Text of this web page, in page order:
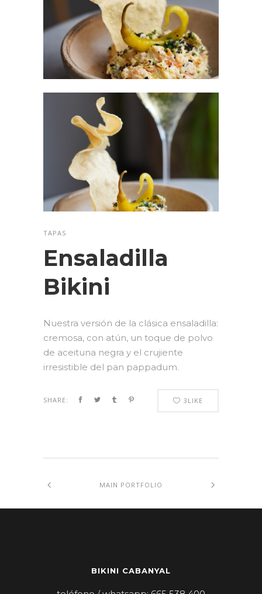
TAPAS
Ensaladilla
Bikini
Nuestra versión de la clásica ensaladilla:
cremosa, con atún, un toque de polvo
de aceituna negra y el crujiente
irresistible del pan pappadum.
SHARE: 3 LIKE
MAIN PORTFOLIO
BIKINI CABANYAL